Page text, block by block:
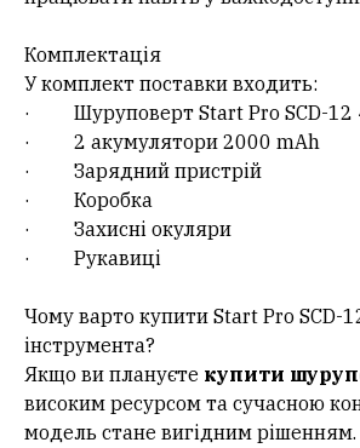
Комплектація
У комплект поставки входить:
· Шуруповерт Start Pro SCD-12
· 2 акумулятори 2000 mAh
· Зарядний пристрій
· Коробка
· Захисні окуляри
· Рукавиці
Чому варто купити Start Pro
інструмента?
Якщо ви плануєте купити
високим ресурсом та сучасною
модель стане вигідним